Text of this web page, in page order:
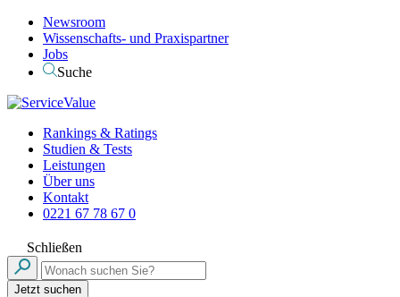
Newsroom
Wissenschafts- und Praxispartner
Jobs
Suche
Rankings & Ratings
Studien & Tests
Leistungen
Über uns
Kontakt
0221 67 78 67 0
Schließen
Jetzt suchen